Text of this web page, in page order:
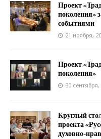
Проект
поколения»
событиями
21 ноября,
Проект
поколения»
30 сентября,
Круглый
проекта
духовно-